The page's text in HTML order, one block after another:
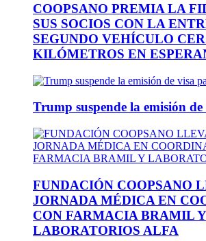
COOPSANO PREMIA LA
SUS SOCIOS CON LA
SEGUNDO VEHÍCULO
KILÓMETROS EN
Trump suspende la emisión
FUNDACIÓN COOPSANO
JORNADA MÉDICA EN
CON FARMACIA BRAMIL Y
LABORATORIOS ALFA